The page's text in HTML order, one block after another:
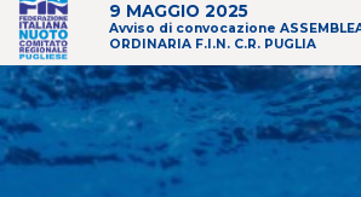
9 MAGGIO 2025
Avviso di convocazione
ORDINARIA F.I.N. C.R. PUGLIA